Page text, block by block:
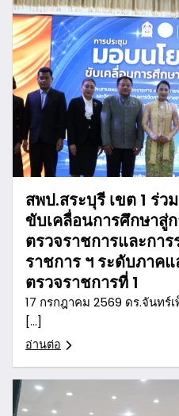
สพป.สระบุรี เขต 1 ร่
ขับเคลื่อนการศึกษาสู่
ตรวจราชการและกา
ราชการ ฯ ระดับภาค
ตรวจราชการที่ 1
17 กรกฎาคม 2569 ดร.จันทร์
[…]
อ่านต่อ